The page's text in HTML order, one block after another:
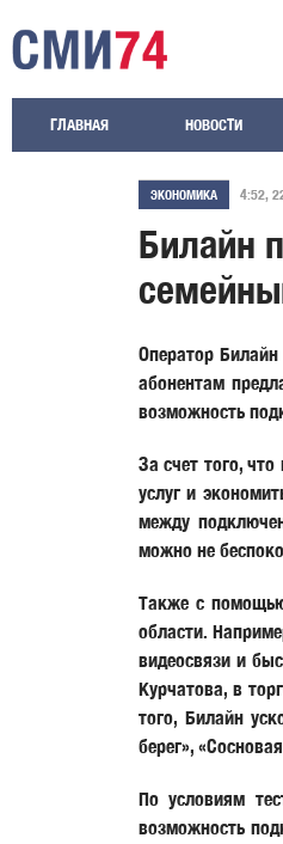
ГЛАВНАЯ НОВОСТИ
ЭКОНОМИКА 4:52,
Билайн
Оператор
абонентам
возможность
За счет того,
услуг и
между
можно не
Также с
области.
видеосвязи и
Курчатова, в
того, Билайн
берег»,
По условиям
возможность